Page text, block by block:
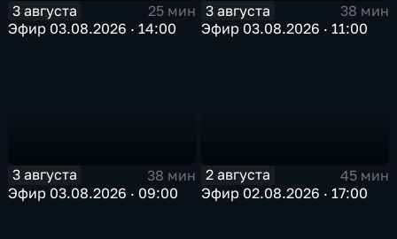
3 августа
25 мин
Эфир 03.08.2026 · 14:00
3 августа
38 мин
Эфир 03.08.2026 · 11:00
3 августа
38 мин
Эфир 03.08.2026 · 09:00
2 августа
45 мин
Эфир 02.08.2026 · 17:00